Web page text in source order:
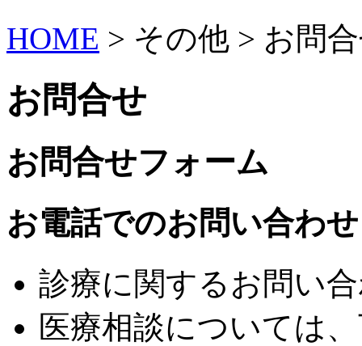
HOME > その他 > お問
お問合せ
お問合せフォーム
お電話でのお問い合わ
診療に関するお問い
医療相談については